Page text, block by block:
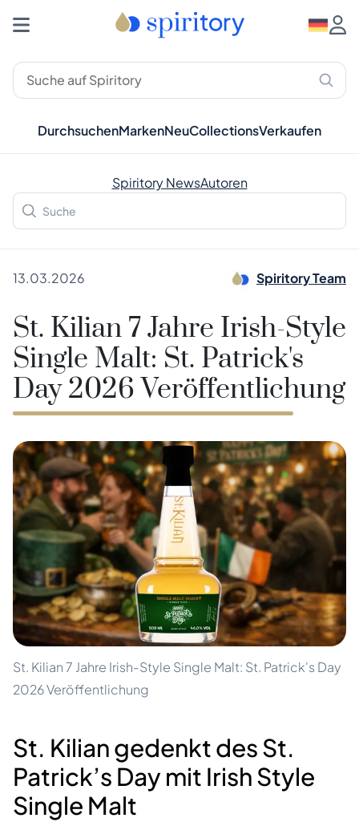
DurchsuchenMarkenNeuCollectionsVerkaufen
Spiritory NewsAutoren
13.03.2026 Spiritory Team
St. Kilian 7 Jahre Irish-Style
Single Malt: St. Patrick's
Day 2026 Veröffentlichung
St. Kilian 7 Jahre Irish-Style Single Malt: St. Patrick's Day
2026 Veröffentlichung
St. Kilian gedenkt des St.
Patrick’s Day mit Irish Style
Single Malt